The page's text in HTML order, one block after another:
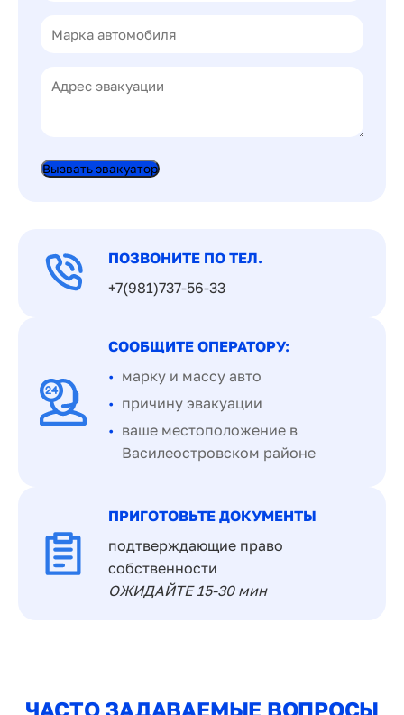
Вызвать эвакуатор
ПОЗВОНИТЕ ПО ТЕЛ.
+7(981)737-56-33
СООБЩИТЕ ОПЕРАТОРУ:
марку и массу авто
причину эвакуации
ваше местоположение в
Василеостровском районе
ПРИГОТОВЬТЕ ДОКУМЕНТЫ
подтверждающие право
собственности
ОЖИДАЙТЕ 15-30 мин
ЧАСТО ЗАДАВАЕМЫЕ ВОПРОСЫ